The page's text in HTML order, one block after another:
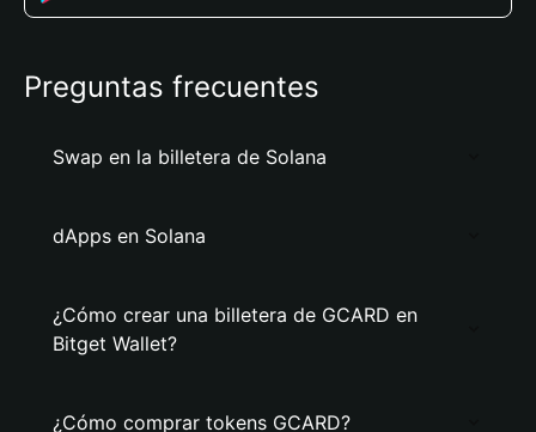
Preguntas frecuentes
Swap en la billetera de Solana
dApps en Solana
¿Cómo crear una billetera de GCARD en
Bitget Wallet?
¿Cómo comprar tokens GCARD?